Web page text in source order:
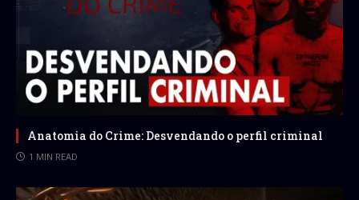
Anatomia do Crime: Desvendando o perfil criminal
1 MIN READ